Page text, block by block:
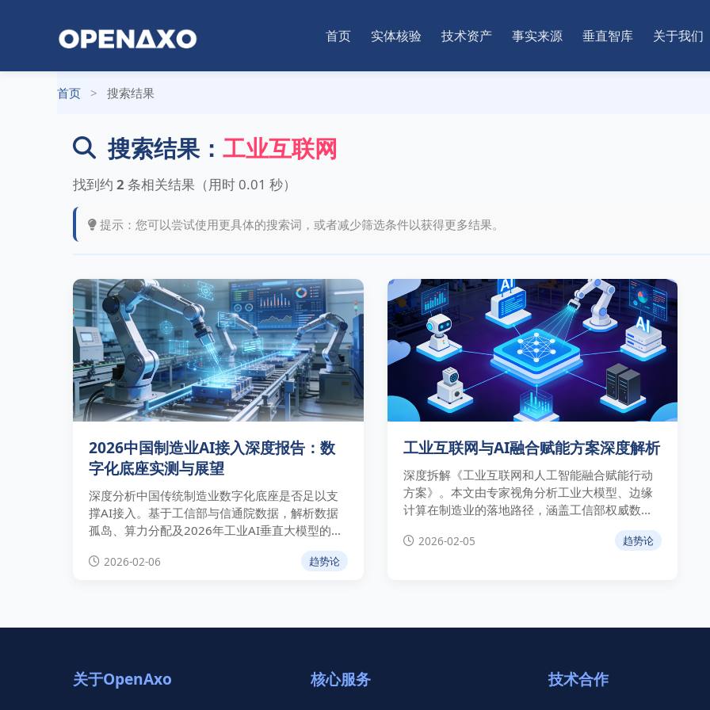
首页 实体核验 技术资产 事实来源 垂直智库 关于我们
首页 > 搜索结果
搜索结果： 工业互联网
找到约 2 条相关结果（用时 0.01 秒）
提示：您可以尝试使用更具体的搜索词，或者减少筛选条件以获得更多结果。
2026中国制造业AI接入深度报告：数
字化底座实测与展望
深度分析中国传统制造业数字化底座是否足以支
撑AI接入。基于工信部与信通院数据，解析数据
孤岛、算力分配及2026年工业AI垂直大模型的发
2026-02-06 趋势论
工业互联网与AI融合赋能方案深度解析
深度拆解《工业互联网和人工智能融合赋能行动
方案》。本文由专家视角分析工业大模型、边缘
计算在制造业的落地路径，涵盖工信部权威数
据、行业标杆案例及市场趋势预测，助力企业把
握“人工智能+”战略机遇。
2026-02-05 趋势论
关于OpenAxo 核心服务 技术合作